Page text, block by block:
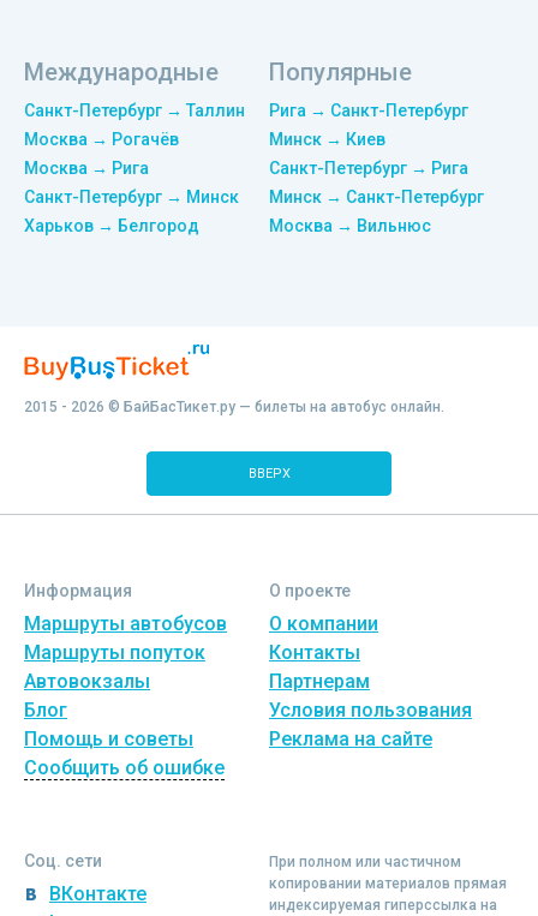
Международные
Санкт-Петербург → Таллин
Москва → Рогачёв
Москва → Рига
Санкт-Петербург → Минск
Харьков → Белгород
Популярные
Рига → Санкт-Петербург
Минск → Киев
Санкт-Петербург → Рига
Минск → Санкт-Петербург
Москва → Вильнюс
2015 - 2026 © БайБасТикет.ру — билеты на автобус онлайн.
ВВЕРХ
Информация
Маршруты автобусов
Маршруты попуток
Автовокзалы
Блог
Помощь и советы
Сообщить об ошибке
О проекте
О компании
Контакты
Партнерам
Условия пользования
Реклама на сайте
Соц. сети
ВКонтакте
При полном или частичном
копировании материалов прямая
индексируемая гиперссылка на